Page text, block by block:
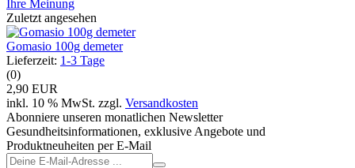
Ihre Meinung
Zuletzt angesehen
Gomasio 100g demeter
Lieferzeit: 1-3 Tage
(0)
2,90 EUR
inkl. 10 % MwSt. zzgl. Versandkosten
Abonniere unseren monatlichen Newsletter
Gesundheitsinformationen, exklusive Angebote und
Produktneuheiten per E-Mail